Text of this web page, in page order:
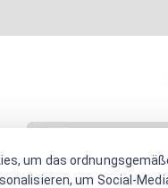
um das
um Social-